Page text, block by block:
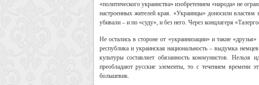
«политического украинства» изобретением «народа» не
настроенных жителей края. «Украинцы» доносили
убивали – и по «суду», и без него. Через концлагеря
Не остались в стороне от «украинизации» и такие
республика и украинская национальность – выдумка
культуры составляет обязанность коммунистов.
преобладают русские элементы, то с течением времени
большевик.